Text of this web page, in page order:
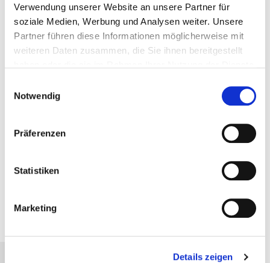
Verwendung unserer Website an unsere Partner für
soziale Medien, Werbung und Analysen weiter. Unsere
Partner führen diese Informationen möglicherweise mit
weiteren Daten zusammen, die Sie ihnen bereitgestellt
Cookies, wenn Sie unsere Webseite weiterhin nutzen.
Notwendig
Präferenzen
Statistiken
Marketing
Details zeigen
Vietnamesisch
Termine
Jederzeit verfügbar
49,00 € Mitglieder | 490,00 € Standard